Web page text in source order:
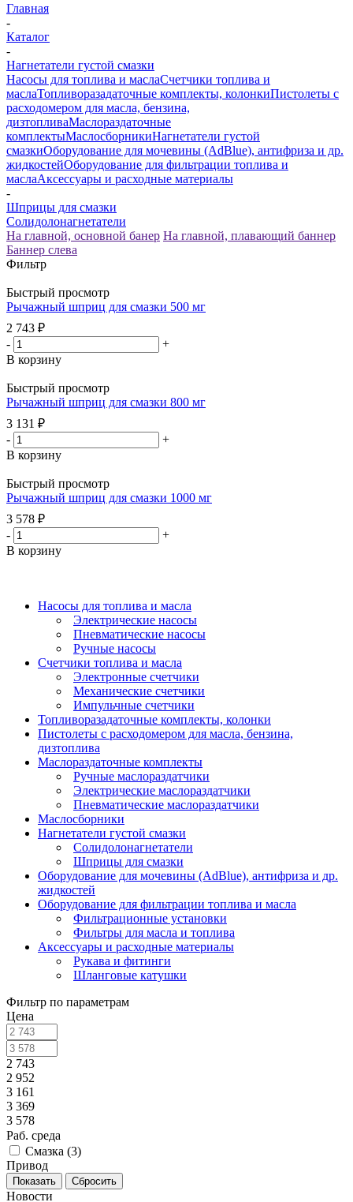
Главная
-
Каталог
-
Нагнетатели густой смазки
Насосы для топлива и маслаСчетчики топлива и
маслаТопливоразадаточные комплекты, колонкиПистолеты с
расходомером для масла, бензина,
дизтопливаМаслораздаточные
комплектыМаслосборникиНагнетатели густой
смазкиОборудование для мочевины (AdBlue), антифриза и др.
жидкостейОборудование для фильтрации топлива и
маслаАксессуары и расходные материалы
-
Шприцы для смазки
Солидолонагнетатели
На главной, основной банер На главной, плавающий баннер
Баннер слева
Фильтр
Быстрый просмотр
Рычажный шприц для смазки 500 мг
2 743 ₽
-
+
В корзину
Быстрый просмотр
Рычажный шприц для смазки 800 мг
3 131 ₽
-
+
В корзину
Быстрый просмотр
Рычажный шприц для смазки 1000 мг
3 578 ₽
-
+
В корзину
Насосы для топлива и масла
Электрические насосы
Пневматические насосы
Ручные насосы
Счетчики топлива и масла
Электронные счетчики
Механические счетчики
Импульчные счетчики
Топливоразадаточные комплекты, колонки
Пистолеты с расходомером для масла, бензина,
дизтоплива
Маслораздаточные комплекты
Ручные маслораздатчики
Электрические маслораздатчики
Пневматические маслораздатчики
Маслосборники
Нагнетатели густой смазки
Солидолонагнетатели
Шприцы для смазки
Оборудование для мочевины (AdBlue), антифриза и др.
жидкостей
Оборудование для фильтрации топлива и масла
Фильтрационные установки
Фильтры для масла и топлива
Аксессуары и расходные материалы
Рукава и фитинги
Шланговые катушки
Фильтр по параметрам
Цена
2 743
2 952
3 161
3 369
3 578
Раб. среда
Смазка (3)
Привод
Сбросить
Новости